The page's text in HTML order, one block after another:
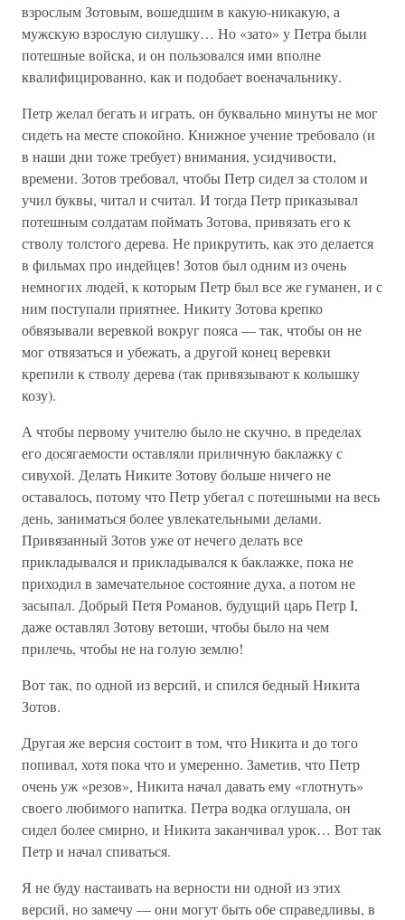
взрослым Зотовым, вошедшим в какую-никакую, а
мужскую взрослую силушку… Но «зато» у Петра были
потешные войска, и он пользовался ими вполне
квалифицированно, как и подобает военачальнику.
Петр желал бегать и играть, он буквально минуты не мог
сидеть на месте спокойно. Книжное учение требовало (и
в наши дни тоже требует) внимания, усидчивости,
времени. Зотов требовал, чтобы Петр сидел за столом и
учил буквы, читал и считал. И тогда Петр приказывал
потешным солдатам поймать Зотова, привязать его к
стволу толстого дерева. Не прикрутить, как это делается
в фильмах про индейцев! Зотов был одним из очень
немногих людей, к которым Петр был все же гуманен, и с
ним поступали приятнее. Никиту Зотова крепко
обвязывали веревкой вокруг пояса — так, чтобы он не
мог отвязаться и убежать, а другой конец веревки
крепили к стволу дерева (так привязывают к колышку
козу).
А чтобы первому учителю было не скучно, в пределах
его досягаемости оставляли приличную баклажку с
сивухой. Делать Никите Зотову больше ничего не
оставалось, потому что Петр убегал с потешными на весь
день, заниматься более увлекательными делами.
Привязанный Зотов уже от нечего делать все
прикладывался и прикладывался к баклажке, пока не
приходил в замечательное состояние духа, а потом не
засыпал. Добрый Петя Романов, будущий царь Петр I,
даже оставлял Зотову ветоши, чтобы было на чем
прилечь, чтобы не на голую землю!
Вот так, по одной из версий, и спился бедный Никита
Зотов.
Другая же версия состоит в том, что Никита и до того
попивал, хотя пока что и умеренно. Заметив, что Петр
очень уж «резов», Никита начал давать ему «глотнуть»
своего любимого напитка. Петра водка оглушала, он
сидел более смирно, и Никита заканчивал урок… Вот так
Петр и начал спиваться.
Я не буду настаивать на верности ни одной из этих
версий, но замечу — они могут быть обе справедливы, в